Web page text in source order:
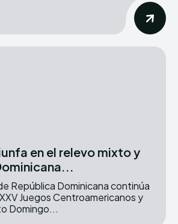
en el relevo mixto y
República Dominicana continúa
Juegos Centroamericanos y
Domingo...